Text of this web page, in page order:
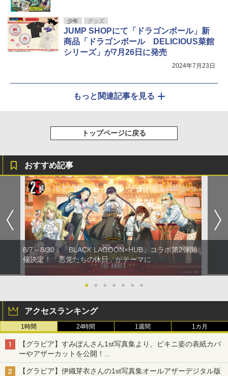
少年 グッズ
JUMP SHOPにて「ドラゴンボール」新
商品「ドラゴンボール DELICIOUS菜館
シリーズ」が7月26日に発売
2024年7月23日
もっと関連記事を見る
トップページに戻る
おすすめ記事
8/7～8/30：「BLACK LAGOON×HUB」コラボ第2弾開
催決定！「悪党たちの休日」がテーマに
● ● ● ● ● ● ●
アクセスランキング
1時間 24時間 1週間 1カ月
【グラビア】すみぽんさん1st写真集より、ビキニ姿の表紙カバ
ーやアザーカットを公開！
タイトルは「offcourt（オフコート）」に決定
【グラビア】伊織芽衣さんの1st写真集オールアザーデジタル版